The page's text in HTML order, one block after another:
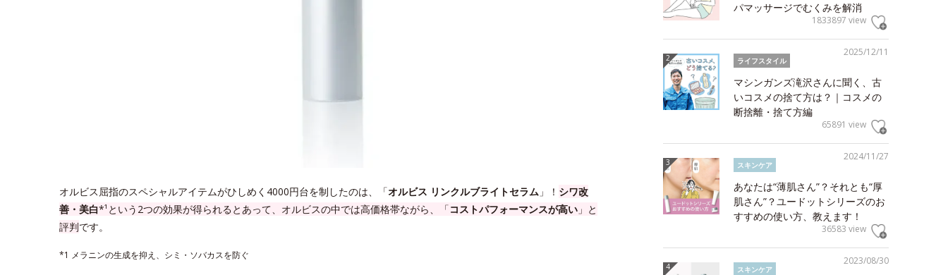
オルビス屈指のスペシャルアイテムがひしめく4000円台を制したのは、「オルビス リンクルブライトセラム 」！ シワ改
善・美白*¹という2つの効果が得られるとあって、オルビスの中では高価格帯ながら、「コストパフォーマンスが高い 」と
評判です。
*1 メラニンの生成を抑え、シミ・ソバカスを防ぐ
パマッサージでむくみを解消
1833897 view
2025/12/11
ライフスタイル
マシンガンズ滝沢さんに聞く、古
いコスメの捨て方は？｜コスメの
断捨離・捨て方編
65891 view
2024/11/27
スキンケア
あなたは“薄肌さん”？それとも“厚
肌さん”？ユードットシリーズのお
すすめの使い方、教えます！
36583 view
2023/08/30
スキンケア